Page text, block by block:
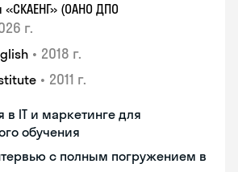
(ОАНО ДПО
г.
• 2018 г.
• 2011 г.
в IT и маркетинге для
обучения
с полным погружением в